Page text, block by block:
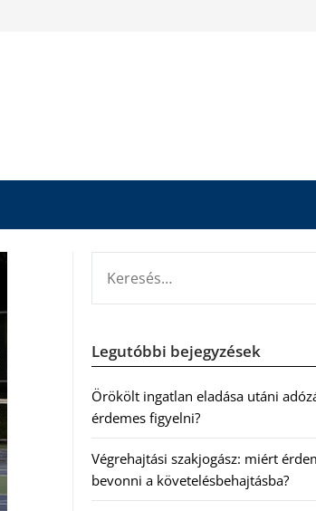
Legutóbbi bejegyzések
Örökölt ingatlan eladása utáni
érdemes figyelni?
Végrehajtási szakjogász: miért
bevonni a követelésbehajtásba?